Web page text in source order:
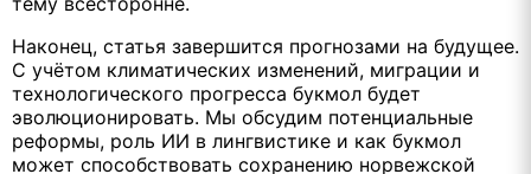
Наконец, статья завершится прогнозами на будущее.
С учётом климатических изменений, миграции и
технологического прогресса букмол будет
эволюционировать. Мы обсудим потенциальные
реформы, роль ИИ в лингвистике и как букмол
может способствовать сохранению норвежской